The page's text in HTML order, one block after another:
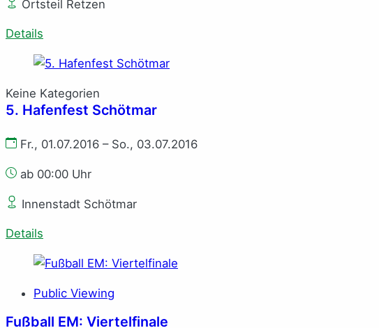
Ortsteil Retzen
Details
Keine Kategorien
5. Hafenfest Schötmar
Fr., 01.07.2016 – So., 03.07.2016
ab 00:00 Uhr
Innenstadt Schötmar
Details
Public Viewing
Fußball EM: Viertelfinale